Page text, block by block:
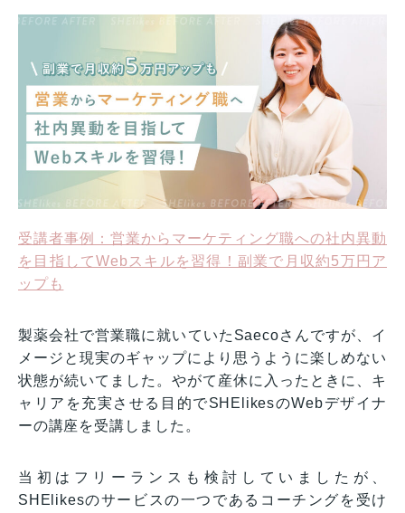
受講者事例：営業からマーケティング職への社内異動
を目指してWebスキルを習得！副業で月収約5万円ア
ップも
製薬会社で営業職に就いていたSaecoさんですが、イ
メージと現実のギャップにより思うように楽しめない
状態が続いてました。やがて産休に入ったときに、キ
ャリアを充実させる目的でSHElikesのWebデザイナ
ーの講座を受講しました。
当初はフリーランスも検討していましたが、
SHElikesのサービスの一つであるコーチングを受け